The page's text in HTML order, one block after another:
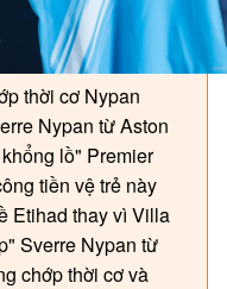
thời cơ Nypan
Nypan từ Aston
lồ" Premier
tiền vệ trẻ này
Etihad thay vì Villa
Sverre Nypan từ
chớp thời cơ và